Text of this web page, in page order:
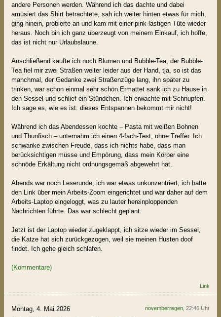
andere Personen werden. Während ich das dachte und dabei
amüsiert das Shirt betrachtete, sah ich weiter hinten etwas für mich,
ging hinein, probierte an und kam mit einer pink-lastigen Tüte wieder
heraus. Noch bin ich ganz überzeugt von meinem Einkauf, ich hoffe,
das ist nicht nur Urlaubslaune.
Anschließend kaufte ich noch Blumen und Bubble-Tea, der Bubble-
Tea fiel mir zwei Straßen weiter leider aus der Hand, tja, so ist das
manchmal, der Gedanke zwei Straßenzüge lang, ihn später zu
trinken, war schon einmal sehr schön.Ermattet sank ich zu Hause in
den Sessel und schlief ein Stündchen. Ich erwachte mit Schnupfen.
Ich sage es, wie es ist: dieses Entspannen bekommt mir nicht!
Während ich das Abendessen kochte – Pasta mit weißen Bohnen
und Thunfisch – unternahm ich einen 4-fach-Test, ohne Treffer. Ich
schwanke zwischen Freude, dass ich nichts habe, dass man
berücksichtigen müsse und Empörung, dass mein Körper eine
schnöde Erkältung nicht ordnungsgemäß abgewehrt hat.
Abends war noch Leserunde, ich war etwas unkonzentriert, ich hatte
den Link über mein Arbeits-Zoom eingerichtet und war daher auf dem
Arbeits-Laptop eingeloggt, was zu lauter hereinploppenden
Nachrichten führte. Das war schlecht geplant.
Jetzt ist der Laptop wieder zugeklappt, ich sitze wieder im Sessel,
die Katze hat sich zurückgezogen, weil sie meinen Husten doof
findet. Ich gehe gleich schlafen.
(Kommentare)
Link
Montag, 4. Mai 2026 novemberregen , 22:46 Uhr